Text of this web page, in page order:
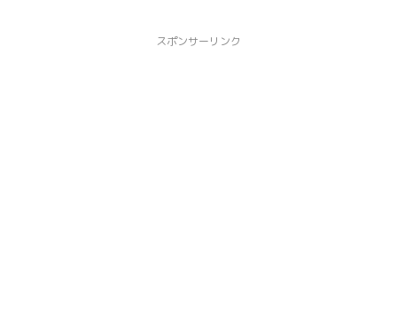
スポンサーリンク